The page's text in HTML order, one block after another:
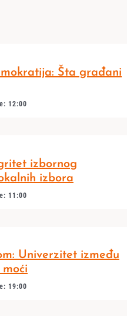
Šta građani
12:00
izbornog
izbora
11:00
Univerzitet između
19:00